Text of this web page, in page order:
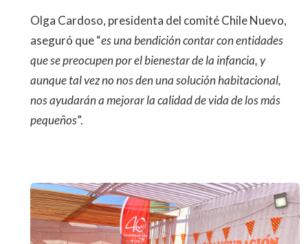
Olga Cardoso, presidenta del comité Chile Nuevo,
aseguró que “es una bendición contar con entidades
que se preocupen por el bienestar de la infancia, y
aunque tal vez no nos den una solución habitacional,
nos ayudarán a mejorar la calidad de vida de los más
pequeños”.